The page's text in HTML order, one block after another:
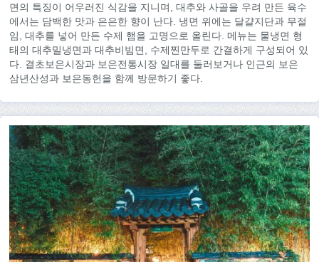
면의 특징이 어우러진 식감을 지니며, 대추와 사골을 우려 만든 육수
에서는 담백한 맛과 은은한 향이 난다. 냉면 위에는 달걀지단과 무절
임, 대추를 넣어 만든 수제 햄을 고명으로 올린다. 메뉴는 물냉면 형
태의 대추밀냉면과 대추비빔면, 수제찐만두로 간결하게 구성되어 있
다. 결초보은시장과 보은전통시장 일대를 둘러보거나 인근의 보은
삼년산성과 보은동헌을 함께 방문하기 좋다.